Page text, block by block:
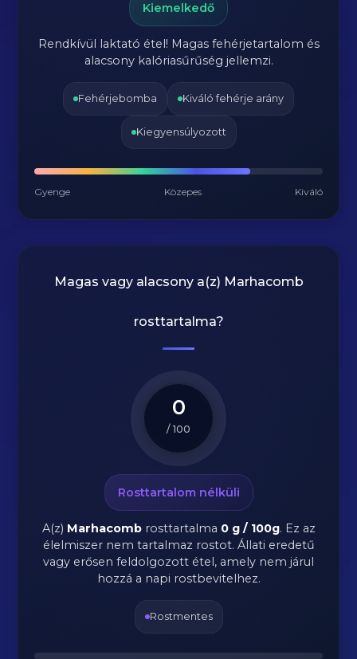
Kiemelkedő
Rendkívül laktató étel! Magas fehérjetartalom és
alacsony kalóriasűrűség jellemzi.
Fehérjebomba Kiváló fehérje arány
Kiegyensúlyozott
Gyenge Közepes Kiváló
Magas vagy alacsony a(z) Marhacomb
rosttartalma?
0
/ 100
Rosttartalom nélküli
A(z) Marhacombrosttartalma 0 g / 100g. Ez az
élelmiszer nem tartalmaz rostot. Állati eredetű
vagy erősen feldolgozott étel, amely nem járul
hozzá a napi rostbevitelhez.
Rostmentes